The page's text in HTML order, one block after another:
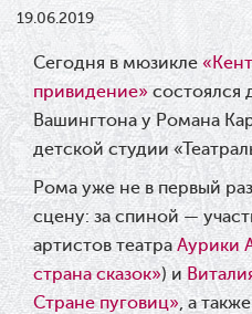
19.06.2019
Сегодня в мюзикле
привидение»состоялся
Вашингтона у Романа
детской студии
Рома уже не в первый
сцену: за спиной —
артистов театраАурики
страна сказок»)и
Стране пуговиц», а